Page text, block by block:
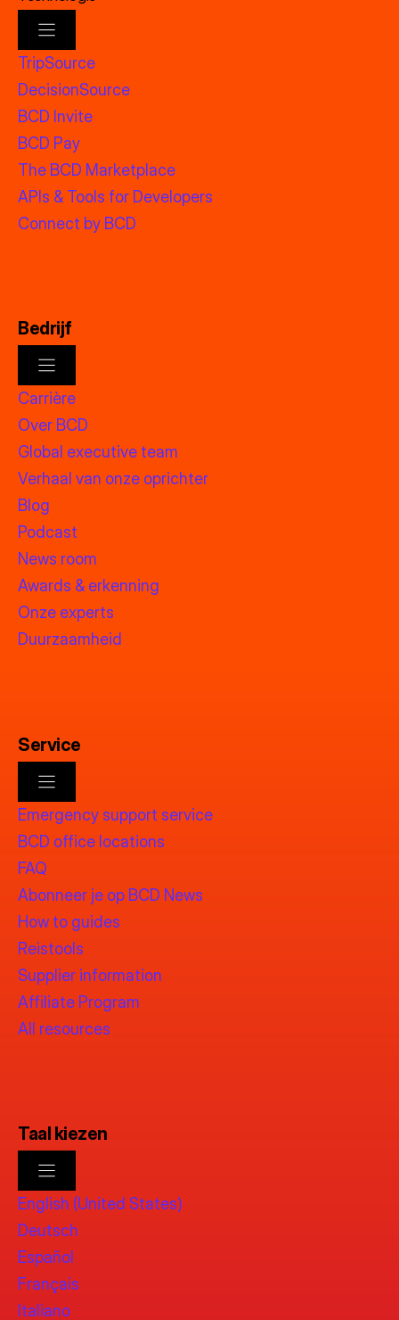
TripSource
DecisionSource
BCD Invite
BCD Pay
The BCD Marketplace
APIs & Tools for Developers
Connect by BCD
Bedrijf
Carrière
Over BCD
Global executive team
Verhaal van onze oprichter
Blog
Podcast
News room
Awards & erkenning
Onze experts
Duurzaamheid
Service
Emergency support service
BCD office locations
FAQ
Abonneer je op BCD News
How to guides
Reistools
Supplier information
Affiliate Program
All resources
Taal kiezen
English (United States)
Deutsch
Español
Français
Italiano